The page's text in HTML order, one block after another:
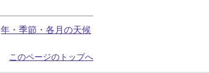
年・季節・各月の天候
このページのトップへ